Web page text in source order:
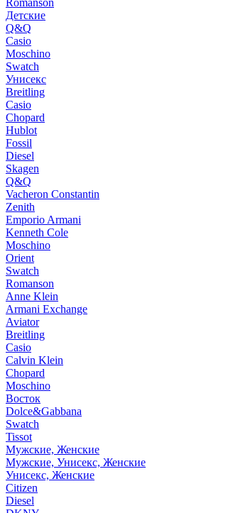
Romanson
Детские
Q&Q
Casio
Moschino
Swatch
Унисекс
Breitling
Casio
Chopard
Hublot
Fossil
Diesel
Skagen
Q&Q
Vacheron Constantin
Zenith
Emporio Armani
Kenneth Cole
Moschino
Orient
Swatch
Romanson
Anne Klein
Armani Exchange
Aviator
Breitling
Casio
Calvin Klein
Chopard
Moschino
Восток
Dolce&Gabbana
Swatch
Tissot
Мужские, Женские
Мужские, Унисекс, Женские
Унисекс, Женские
Citizen
Diesel